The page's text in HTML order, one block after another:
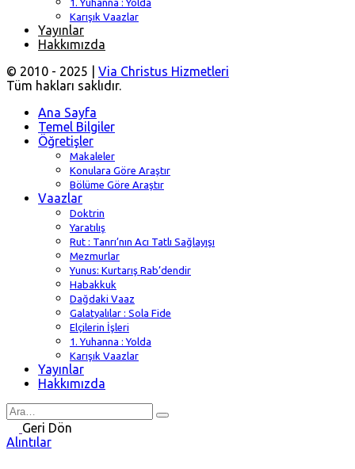
1. Yuhanna : Yolda
Karışık Vaazlar
Yayınlar
Hakkımızda
© 2010 - 2025 | Via Christus Hizmetleri
Tüm hakları saklıdır.
Ana Sayfa
Temel Bilgiler
Öğretişler
Makaleler
Konulara Göre Araştır
Bölüme Göre Araştır
Vaazlar
Doktrin
Yaratılış
Rut : Tanrı’nın Acı Tatlı Sağlayışı
Mezmurlar
Yunus: Kurtarış Rab’dendir
Habakkuk
Dağdaki Vaaz
Galatyalılar : Sola Fide
Elçilerin İşleri
1. Yuhanna : Yolda
Karışık Vaazlar
Yayınlar
Hakkımızda
Search
forGeri Dön
Alıntılar